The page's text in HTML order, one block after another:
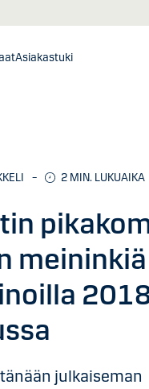
Asiakastuki
– 2 MIN. LUKUAIKA
meininkiä
julkaiseman